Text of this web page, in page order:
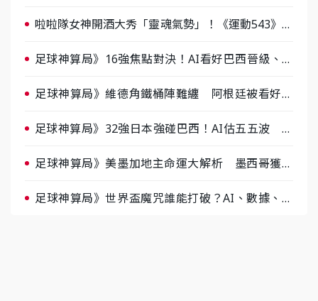
啦啦隊女神開酒大秀「靈魂氣勢」！《運動543》微
足球神算局》16強焦點對決！AI看好巴西晉級、數
足球神算局》維德角鐵桶陣難纏 阿根廷被看好下
足球神算局》32強日本強碰巴西！AI估五五波 牛
足球神算局》美墨加地主命運大解析 墨西哥獲數
足球神算局》世界盃魔咒誰能打破？AI、數據、塔